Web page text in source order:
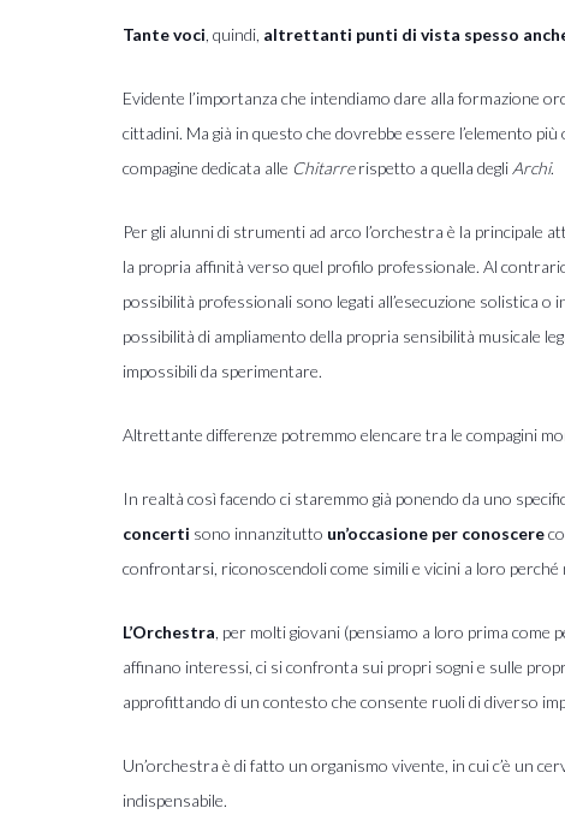
Tante voci , quindi, altrettanti punti di vista spesso
Evidente l’importanza che intendiamo dare alla
cittadini. Ma già in questo che dovrebbe essere l’elemento
compagine dedicata alle Chitarrerispetto a quella degli Archi.
Per gli alunni di strumenti ad arco l’orchestra è la principale
la propria affinità verso quel profilo professionale. Al
possibilità professionali sono legati all’esecuzione solistica o
possibilità di ampliamento della propria sensibilità musicale
impossibili da sperimentare.
Altrettante differenze potremmo elencare tra le compagini
In realtà così facendo ci staremmo già ponendo da uno
concerti sono innanzitutto un’occasione per conoscere
confrontarsi, riconoscendoli come simili e vicini a loro perché
L’Orchestra , per molti giovani (pensiamo a loro prima
affinano interessi, ci si confronta sui propri sogni e sulle
approfittando di un contesto che consente ruoli di diverso
Un’orchestra è di fatto un organismo vivente, in cui c’è un
indispensabile.